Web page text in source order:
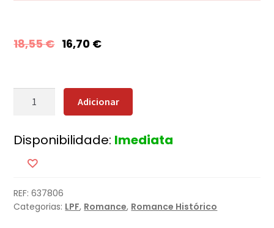
18,55€ 16,70 €
Quantidade
de
Armas
Adicionar
Disponibilidade: Imediata
REF:637806
Categorias: LPF, Romance, Romance Histórico